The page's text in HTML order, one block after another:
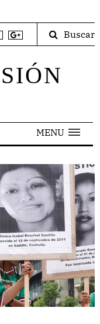
Buscar
MENU